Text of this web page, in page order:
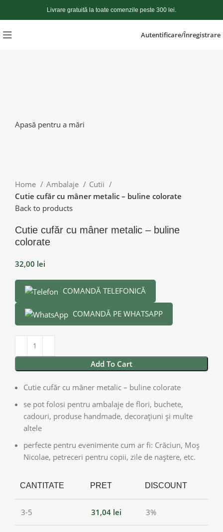
Livrare gratuită la toate comenzile peste 300 lei.
Autentificare/Înregistrare
Apasă pentru a mări
Home Ambalaje
Cutii
Cutie cufăr cu mâner metalic – buline colorate
Back to products
Cutie cufăr cu mâner metalic – buline
colorate
32,00 lei
COMANDĂ TELEFONICĂ
COMANDĂ PE WHATSAPP
Add To Cart
Cutie cufăr cu mâner metalic – buline colorate
se pot folosi pentru ambalaje de flori, buchete,
cadouri, produse handmade, decorațiuni și multe
altele
perfecte pentru evenimente cum ar fi: Crăciun, Moș
Nicolae, petreceri pentru copii, zile de naștere, etc.
CANTITATE PRET DISCOUNT
3-5 31,04 lei 3%